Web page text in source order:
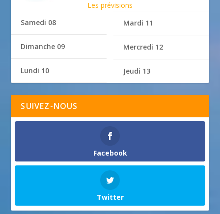
Les prévisions
Samedi 08
Dimanche 09
Lundi 10
Mardi 11
Mercredi 12
Jeudi 13
SUIVEZ-NOUS
Facebook
Twitter